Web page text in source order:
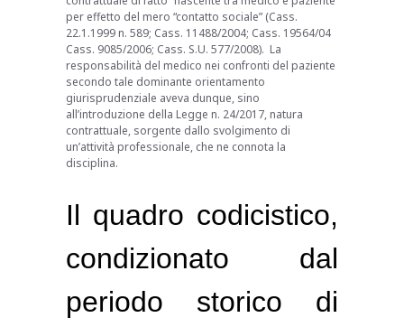
per effetto del mero “contatto sociale” (Cass.
22.1.1999 n. 589; Cass. 11488/2004; Cass. 19564/04
Cass. 9085/2006; Cass. S.U. 577/2008). La
responsabilità del medico nei confronti del paziente
secondo tale dominante orientamento
giurisprudenziale aveva dunque, sino
all’introduzione della Legge n. 24/2017, natura
contrattuale, sorgente dallo svolgimento di
un’attività professionale, che ne connota la
disciplina.
Il quadro codicistico,
condizionato dal
periodo storico di